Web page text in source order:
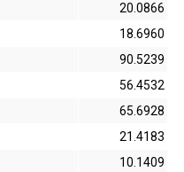
20.0866
18.6960
90.5239
56.4532
65.6928
21.4183
10.1409